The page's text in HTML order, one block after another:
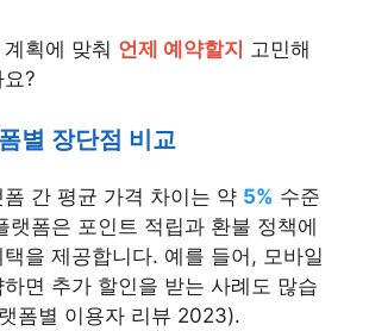
획에 맞춰 언제 예약할지 고민해
?
별 장단점 비교
간 평균 가격 차이는 약 5% 수준
랫폼은 포인트 적립과 환불 정책에
을 제공합니다. 예를 들어, 모바일
면 추가 할인을 받는 사례도 많습
폼별 이용자 리뷰 2023).